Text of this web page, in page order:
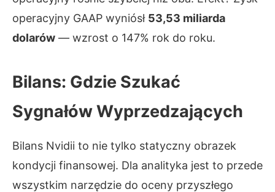
operacyjny GAAP wyniósł 53,53 miliarda
dolarów — wzrost o 147% rok do roku.
Bilans: Gdzie Szukać
Sygnałów Wyprzedzających
Bilans Nvidii to nie tylko statyczny obrazek
kondycji finansowej. Dla analityka jest to przede
wszystkim narzędzie do oceny przyszłego